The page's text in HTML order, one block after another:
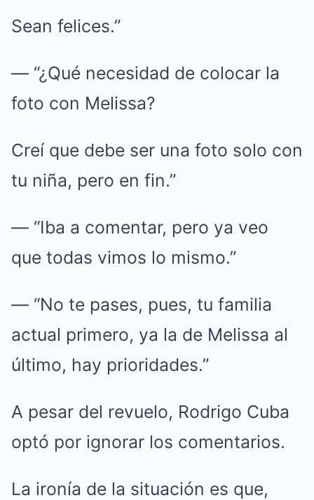
Sean felices.”
— “¿Qué necesidad de colocar la
foto con Melissa?
Creí que debe ser una foto solo con
tu niña, pero en fin.”
— “Iba a comentar, pero ya veo
que todas vimos lo mismo.”
— “No te pases, pues, tu familia
actual primero, ya la de Melissa al
último, hay prioridades.”
A pesar del revuelo, Rodrigo Cuba
optó por ignorar los comentarios.
La ironía de la situación es que,